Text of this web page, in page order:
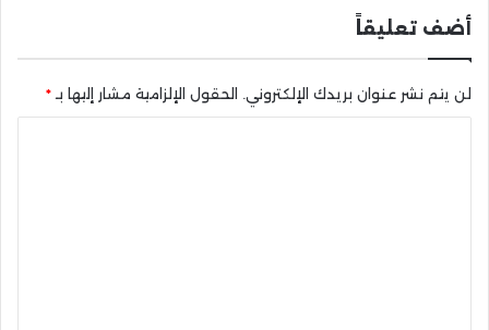
أضف تعليقاً
لن يتم نشر عنوان بريدك الإلكتروني. الحقول الإلزامية مشار إليها بـ*